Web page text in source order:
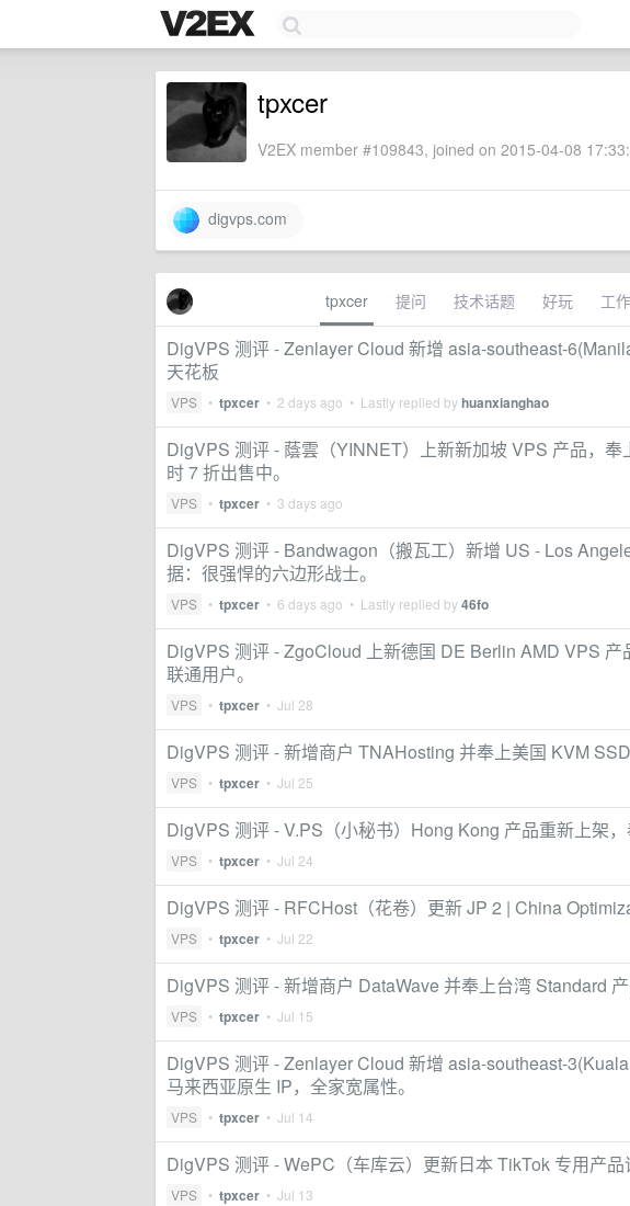
tpxcer
V2EX member #109843, joined on 2015-04-08
digvps.com
tpxcer 提问 技术话题 好玩 工
DigVPS 测评 - Zenlayer Cloud 新增 asia-southeast-
天花板
VPS • tpxcer • 2 days ago • Lastly replied byhuanxianghao
DigVPS 测评 - 蔭雲（YINNET）上新新加坡 VPS 产品，
时 7 折出售中。
VPS • tpxcer • 3 days ago
DigVPS 测评 - Bandwagon（搬瓦工）新增 US - Los
据：很强悍的六边形战士。
VPS • tpxcer • 6 days ago • Lastly replied by46fo
DigVPS 测评 - ZgoCloud 上新德国 DE Berlin AMD VPS
联通用户。
VPS • tpxcer • Jul 28
DigVPS 测评 - 新增商户 TNAHosting 并奉上美国 KVM
VPS • tpxcer • Jul 25
DigVPS 测评 - V.PS（小秘书）Hong Kong 产品重新上架，
VPS • tpxcer • Jul 24
DigVPS 测评 - RFCHost（花卷）更新 JP 2 | China
VPS • tpxcer • Jul 22
DigVPS 测评 - 新增商户 DataWave 并奉上台湾 Standard
VPS • tpxcer • Jul 15
DigVPS 测评 - Zenlayer Cloud 新增 asia-southeast-3(Kuala
马来西亚原生 IP，全家宽属性。
VPS • tpxcer • Jul 14
DigVPS 测评 - WePC（车库云）更新日本 TikTok 专用产品
VPS • tpxcer • Jul 13